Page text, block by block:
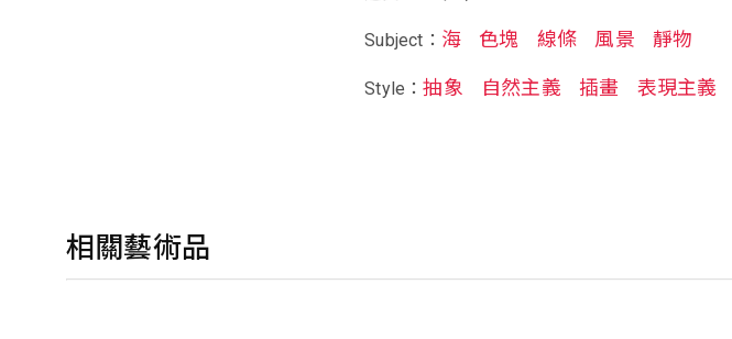
Subject： 海 色塊 線條 風景 靜物
Style：抽象 自然主義 插畫 表現主義
相關藝術品